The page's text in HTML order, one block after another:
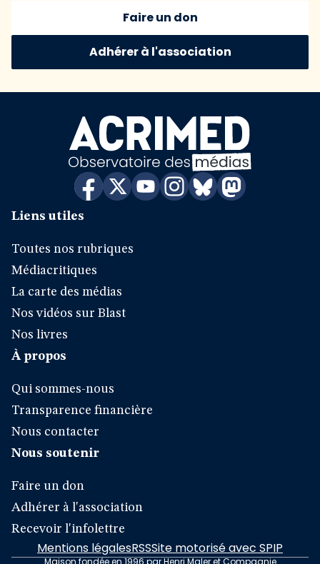
Faire un don
Adhérer à l'association
Liens utiles
Toutes nos rubriques
Médiacritiques
La carte des médias
Nos vidéos sur Blast
Nos livres
À propos
Qui sommes-nous
Transparence financière
Nous contacter
Nous soutenir
Faire un don
Adhérer à l'association
Recevoir l'infolettre
Mentions légalesRSSSite motorisé avec SPIP
Maison fondée en 1996 par Henri Maler et Compagnie